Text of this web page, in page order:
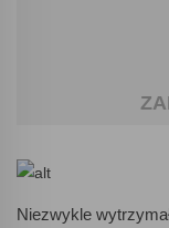
Niezwykle